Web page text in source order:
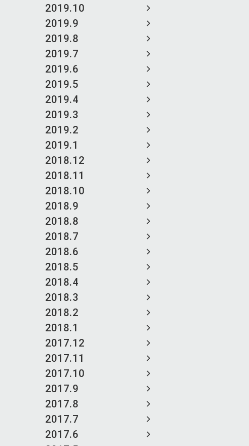
2019.10
2019.9
2019.8
2019.7
2019.6
2019.5
2019.4
2019.3
2019.2
2019.1
2018.12
2018.11
2018.10
2018.9
2018.8
2018.7
2018.6
2018.5
2018.4
2018.3
2018.2
2018.1
2017.12
2017.11
2017.10
2017.9
2017.8
2017.7
2017.6